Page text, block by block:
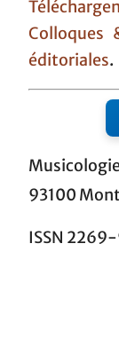
Colloques
éditoriales.
93100
ISSN